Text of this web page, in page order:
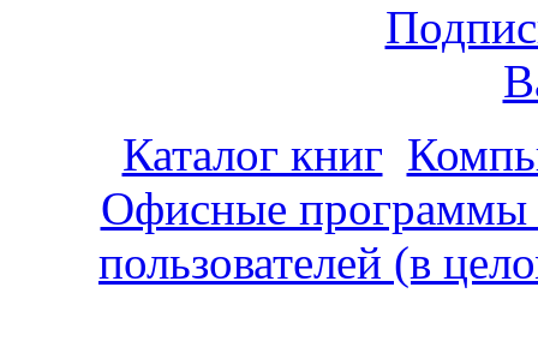
Каталог книг
Офисные
пользователей (в